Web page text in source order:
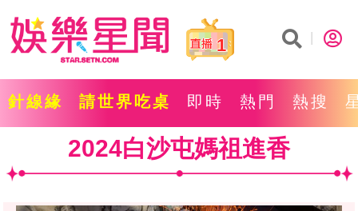
1
針線緣 請世界吃桌 即時 熱門 熱搜
2024白沙屯媽祖進香